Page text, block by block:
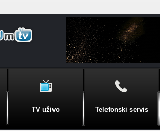
TV uživo Telefonski servis